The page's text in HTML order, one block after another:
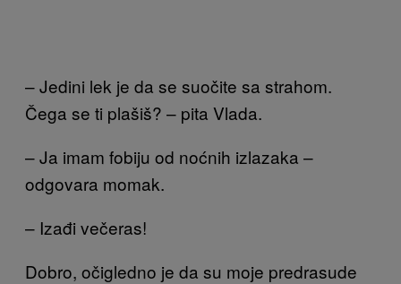
– Jedini lek je da se suočite sa strahom.
Čega se ti plašiš? – pita Vlada.
– Ja imam fobiju od noćnih izlazaka –
odgovara momak.
– Izađi večeras!
Dobro, očigledno je da su moje predrasude